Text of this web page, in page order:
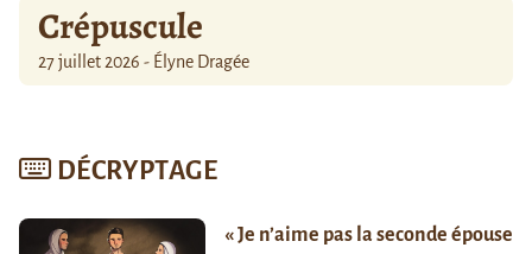
Crépuscule
27 juillet 2026 - Élyne Dragée
DÉCRYPTAGE
« Je n’aime pas la seconde épouse